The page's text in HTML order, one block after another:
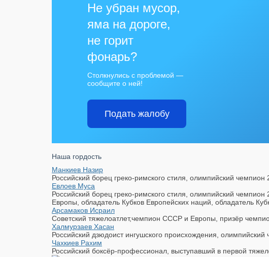
Не убран мусор,
яма на дороге,
не горит
фонарь?
Столкнулись с проблемой —
сообщите о ней!
Подать жалобу
Наша гордость
Манкиев Назир
Российский борец греко-римского стиля, олимпийский чемпион
Евлоев Муса
Российский борец греко-римского стиля, олимпийский
Европы, обладатель Кубков Европейских наций, обладатель
Арсамаков Исраил
Советский тяжелоатлет,чемпион СССР и Европы, призёр
Халмурзаев Хасан
Российский дзюдоист ингушского происхождения, олимпийский
Чахкиев Рахим
Российский боксёр-профессионал, выступавший в первой